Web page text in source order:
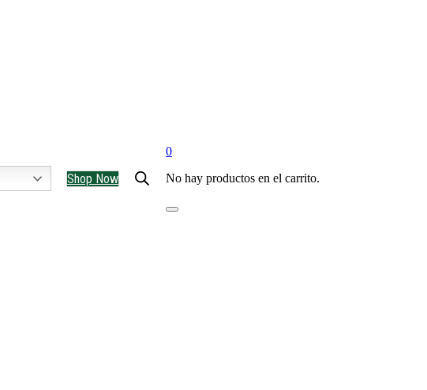
Shop Now
0
No hay productos en el carrito.